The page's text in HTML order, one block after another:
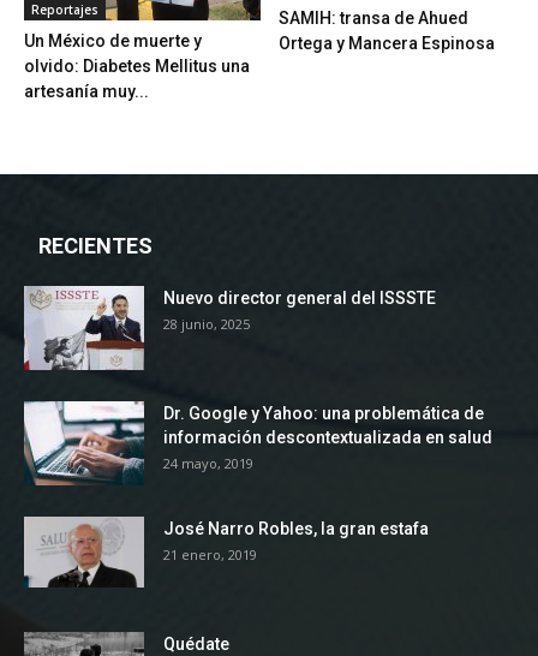
Reportajes
Un México de muerte y
olvido: Diabetes Mellitus una
artesanía muy...
SAMIH: transa de Ahued
Ortega y Mancera Espinosa
RECIENTES
Nuevo director general del ISSSTE
28 junio, 2025
Dr. Google y Yahoo: una problemática de
información descontextualizada en salud
24 mayo, 2019
José Narro Robles, la gran estafa
21 enero, 2019
Quédate